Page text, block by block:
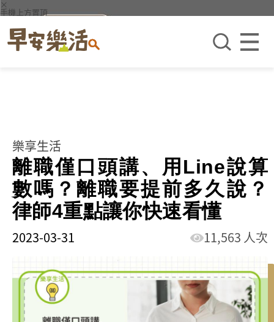
×
手機上方置頂
樂享生活
離職僅口頭講、用Line說算
數嗎？離職要提前多久說？
律師4重點讓你快速看懂
2023-03-31 11,563 人次